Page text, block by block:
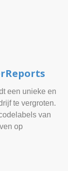
een unieke en
te vergroten.
van
op